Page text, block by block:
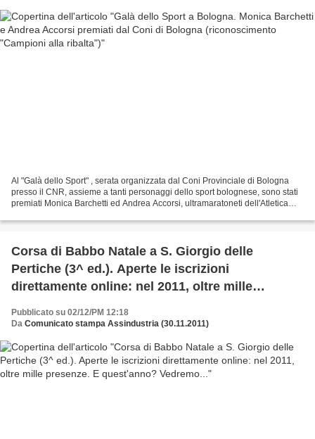
Al "Galà dello Sport" , serata organizzata dal Coni Provinciale di Bologna
presso il CNR, assieme a tanti personaggi dello sport bolognese, sono stati
premiati Monica Barchetti ed Andrea Accorsi, ultramaratoneti dell'Atletica
Corsa di Babbo Natale a S. Giorgio delle
Pertiche (3^ ed.). Aperte le iscrizioni
direttamente online: nel 2011, oltre mille
Pubblicato su 02/12/PM 12:18
Da Comunicato stampa Assindustria (30.11.2011)